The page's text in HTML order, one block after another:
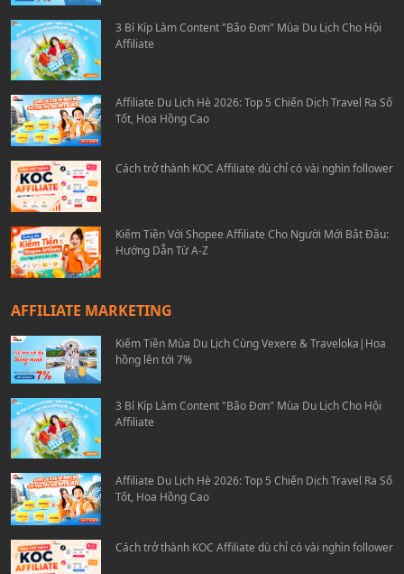
3 Bí Kíp Làm Content "Bão Đơn" Mùa Du Lịch Cho Hội
Affiliate
Affiliate Du Lịch Hè 2026: Top 5 Chiến Dịch Travel Ra Số
Tốt, Hoa Hồng Cao
Cách trở thành KOC Affiliate dù chỉ có vài nghìn follower
Kiếm Tiền Với Shopee Affiliate Cho Người Mới Bắt Đầu:
Hướng Dẫn Từ A-Z
AFFILIATE MARKETING
Kiếm Tiền Mùa Du Lịch Cùng Vexere & Traveloka|Hoa
hồng lên tới 7%
3 Bí Kíp Làm Content "Bão Đơn" Mùa Du Lịch Cho Hội
Affiliate
Affiliate Du Lịch Hè 2026: Top 5 Chiến Dịch Travel Ra Số
Tốt, Hoa Hồng Cao
Cách trở thành KOC Affiliate dù chỉ có vài nghìn follower